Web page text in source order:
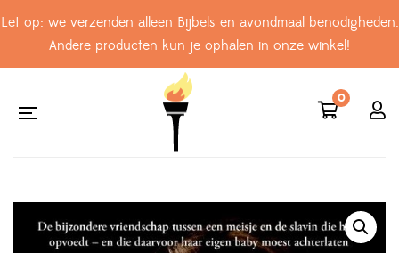
Let op: we verzenden alleen Bijbels en avondmaal benodigheden.
Andere producten kun je ophalen in onze winkel!
0